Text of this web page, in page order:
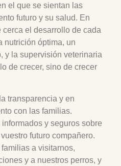
el que se sientan las
futuro y su salud. En
el desarrollo de cada
nutrición óptima, un
y la supervisión veterinaria
de crecer, sino de crecer
transparencia y en
con las familias.
y seguros sobre
futuro compañero.
a visitarnos,
y a nuestros perros, y